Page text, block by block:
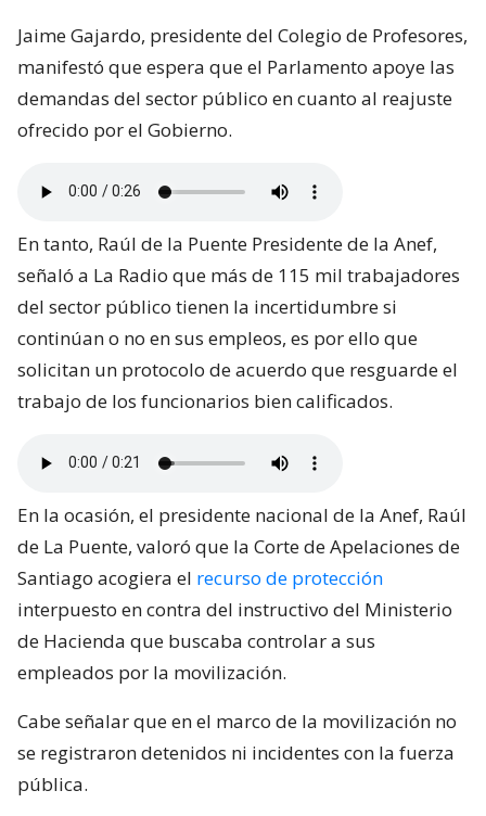
Jaime Gajardo, presidente del Colegio de Profesores,
manifestó que espera que el Parlamento apoye las
demandas del sector público en cuanto al reajuste
ofrecido por el Gobierno.
En tanto, Raúl de la Puente Presidente de la Anef,
señaló a La Radio que más de 115 mil trabajadores
del sector público tienen la incertidumbre si
continúan o no en sus empleos, es por ello que
solicitan un protocolo de acuerdo que resguarde el
trabajo de los funcionarios bien calificados.
En la ocasión, el presidente nacional de la Anef, Raúl
de La Puente, valoró que la Corte de Apelaciones de
Santiago acogiera el recurso de protección
interpuesto en contra del instructivo del Ministerio
de Hacienda que buscaba controlar a sus
empleados por la movilización.
Cabe señalar que en el marco de la movilización no
se registraron detenidos ni incidentes con la fuerza
pública.